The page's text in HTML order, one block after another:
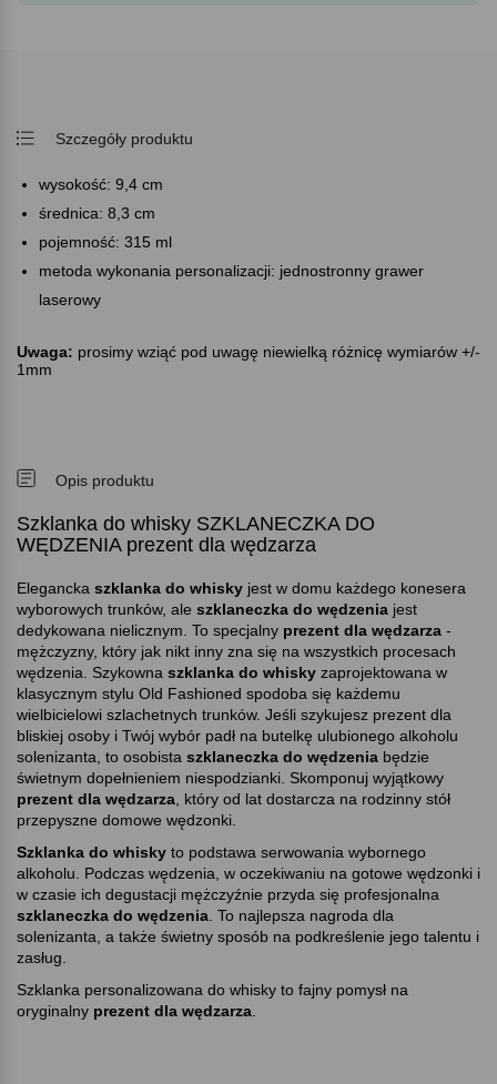
Szczegóły produktu
wysokość: 9,4 cm
średnica: 8,3 cm
pojemność: 315 ml
metoda wykonania personalizacji: jednostronny grawer
laserowy
Uwaga: prosimy wziąć pod uwagę niewielką różnicę wymiarów +/-
1mm
Opis produktu
Szklanka do whisky SZKLANECZKA DO
WĘDZENIA prezent dla wędzarza
Elegancka szklanka do whisky jest w domu każdego konesera
wyborowych trunków, ale szklaneczka do wędzenia jest
dedykowana nielicznym. To specjalny prezent dla wędzarza -
mężczyzny, który jak nikt inny zna się na wszystkich procesach
wędzenia. Szykowna szklanka do whisky zaprojektowana w
klasycznym stylu Old Fashioned spodoba się każdemu
wielbicielowi szlachetnych trunków. Jeśli szykujesz prezent dla
bliskiej osoby i Twój wybór padł na butelkę ulubionego alkoholu
solenizanta, to osobista szklaneczka do wędzenia będzie
świetnym dopełnieniem niespodzianki. Skomponuj wyjątkowy
prezent dla wędzarza , który od lat dostarcza na rodzinny stół
przepyszne domowe wędzonki.
Szklanka do whisky to podstawa serwowania wybornego
alkoholu. Podczas wędzenia, w oczekiwaniu na gotowe wędzonki i
w czasie ich degustacji mężczyźnie przyda się profesjonalna
szklaneczka do wędzenia . To najlepsza nagroda dla
solenizanta, a także świetny sposób na podkreślenie jego talentu i
zasług.
Szklanka personalizowana do whisky to fajny pomysł na
oryginalny prezent dla wędzarza